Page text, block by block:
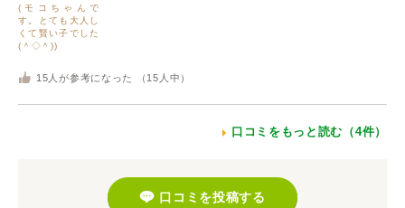
(モコちゃんで
す。とても大人し
くて賢い子でした
(＾◇＾))
15 人が参考になった （ 15 人中）
口コミをもっと読む（4件）
口コミを投稿する